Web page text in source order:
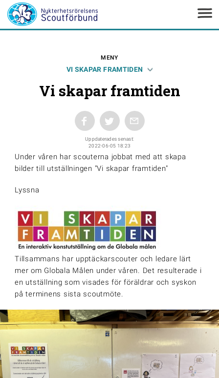
MENY
VI SKAPAR FRAMTIDEN
Vi skapar framtiden
Uppdaterades senast:
2022-06-05 18:23
Under våren har scouterna jobbat med att skapa
bilder till utställningen "Vi skapar framtiden"
Lyssna
Tillsammans har upptäckarscouter och ledare lärt
mer om Globala Målen under våren. Det resulterade i
en utställning som visades för föräldrar och syskon
på terminens sista scoutmöte.